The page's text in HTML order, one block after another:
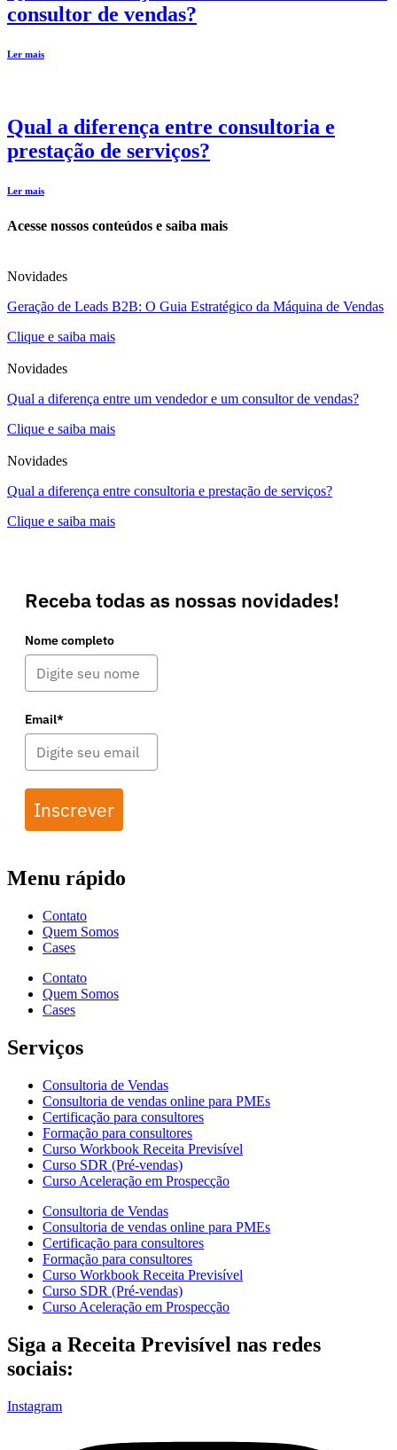
consultor de vendas?
Ler mais
Qual a diferença entre consultoria e
prestação de serviços?
Ler mais
Acesse nossos conteúdos e saiba mais
Novidades
Geração de Leads B2B: O Guia Estratégico da Máquina de Vendas
Clique e saiba mais
Novidades
Qual a diferença entre um vendedor e um consultor de vendas?
Clique e saiba mais
Novidades
Qual a diferença entre consultoria e prestação de serviços?
Clique e saiba mais
Receba todas as nossas novidades!
Nome completo
Email*
Inscrever
Menu rápido
Contato
Quem Somos
Cases
Contato
Quem Somos
Cases
Serviços
Consultoria de Vendas
Consultoria de vendas online para PMEs
Certificação para consultores
Formação para consultores
Curso Workbook Receita Previsível
Curso SDR (Pré-vendas)
Curso Aceleração em Prospecção
Consultoria de Vendas
Consultoria de vendas online para PMEs
Certificação para consultores
Formação para consultores
Curso Workbook Receita Previsível
Curso SDR (Pré-vendas)
Curso Aceleração em Prospecção
Siga a Receita Previsível nas redes
sociais:
Instagram